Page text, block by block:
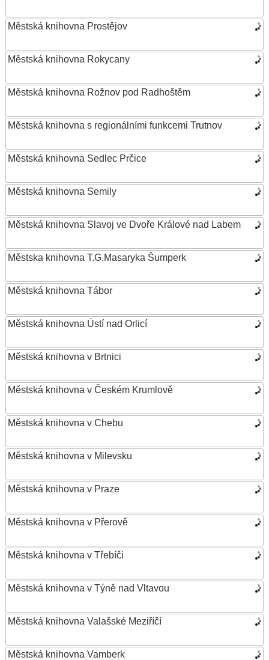
Městská knihovna Prostějov
Městská knihovna Rokycany
Městská knihovna Rožnov pod Radhoštěm
Městská knihovna s regionálními funkcemi Trutnov
Městská knihovna Sedlec Prčice
Městská knihovna Semily
Městská knihovna Slavoj ve Dvoře Králové nad Labem
Městska knihovna T.G.Masaryka Šumperk
Městská knihovna Tábor
Městská knihovna Ústí nad Orlicí
Městská knihovna v Brtnici
Městská knihovna v Českém Krumlově
Městská knihovna v Chebu
Městská knihovna v Milevsku
Městská knihovna v Praze
Městská knihovna v Přerově
Městská knihovna v Třebíči
Městská knihovna v Týně nad Vltavou
Městská knihovna Valašské Meziříčí
Městská knihovna Vamberk